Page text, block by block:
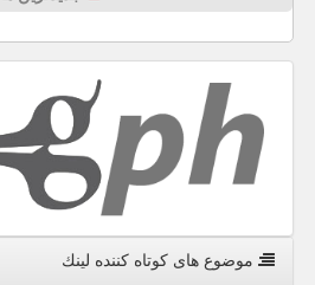
موضوع های كوتاه كننده لینك